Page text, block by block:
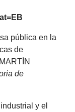
pública en la
de
de
y el